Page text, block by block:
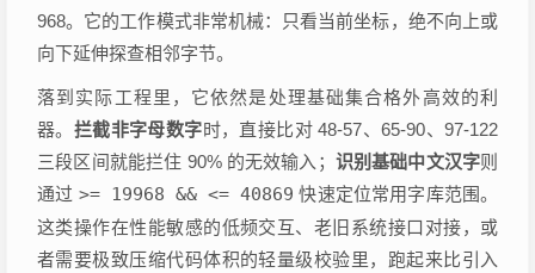
968。它的工作模式非常机械：只看当前坐标，绝不向上或
向下延伸探查相邻字节。
落到实际工程里，它依然是处理基础集合格外高效的利
器。 拦截非字母数字时，直接比对 48-57、65-90、97-122
三段区间就能拦住 90% 的无效输入； 识别基础中文汉字则
通过 >= 19968 && <= 40869 快速定位常用字库范围。
这类操作在性能敏感的低频交互、老旧系统接口对接，或
者需要极致压缩代码体积的轻量级校验里，跑起来比引入